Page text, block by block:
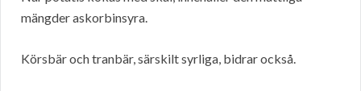
mängder askorbinsyra.
Körsbär och tranbär, särskilt syrliga, bidrar också.